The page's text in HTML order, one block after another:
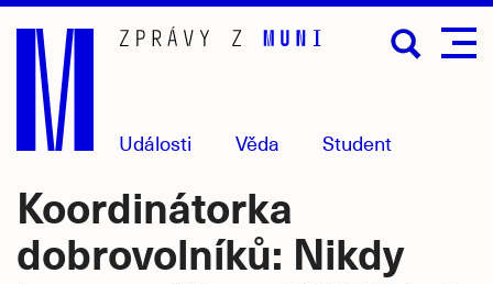
Přejít
hlavní
obsah
Události Věda Student
Koordinátorka
dobrovolníků: Nikdy